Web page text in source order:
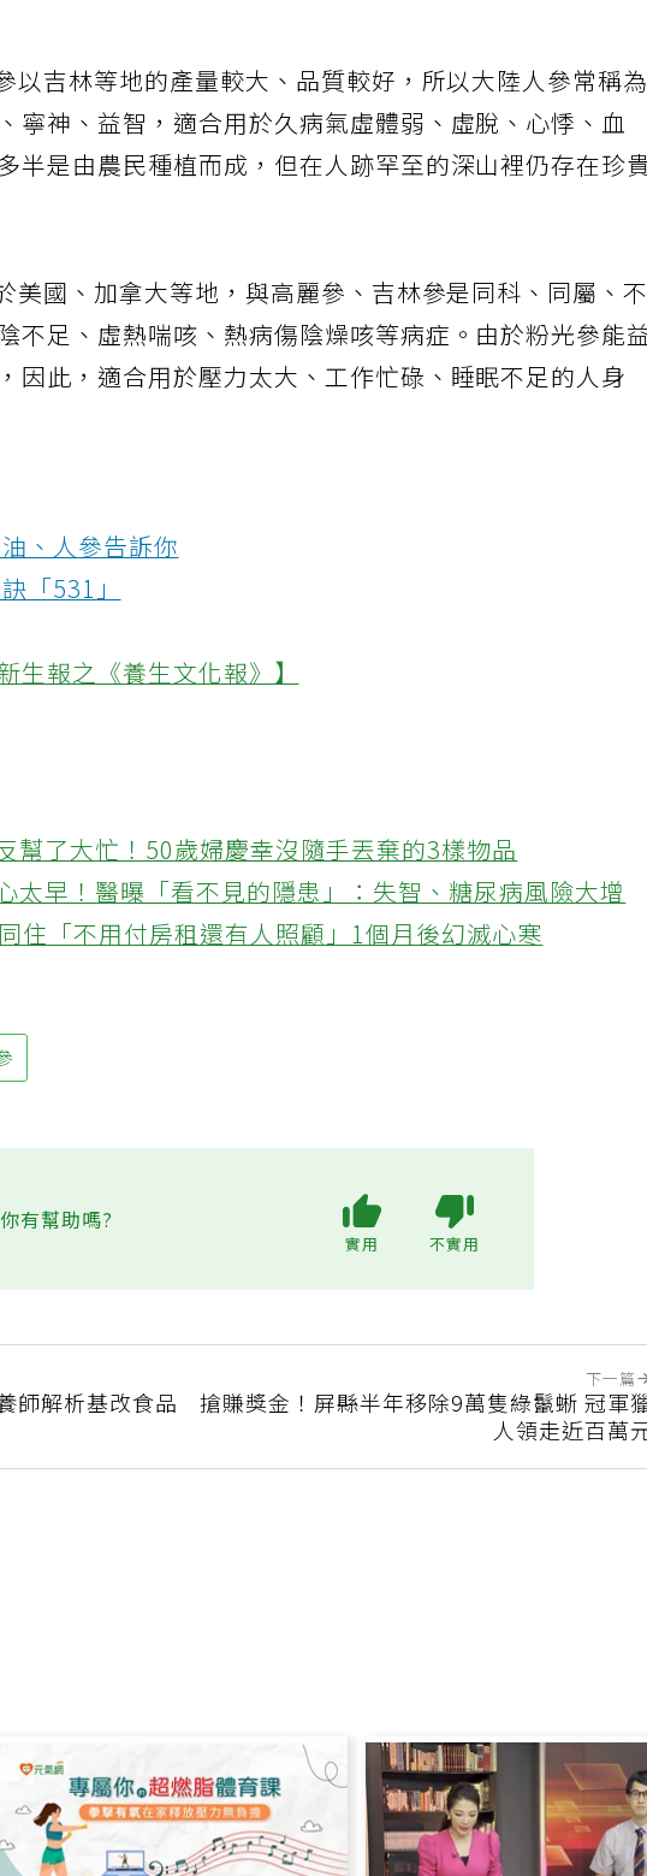
以吉林等地的產量較大、品質較好，所以大陸人參常稱為
寧神、益智，適合用於久病氣虛體弱、虛脫、心悸、血
半是由農民種植而成，但在人跡罕至的深山裡仍存在珍
美國、加拿大等地，與高麗參、吉林參是同科、同屬、不
不足、虛熱喘咳、熱病傷陰燥咳等病症。由於粉光參能
因此，適合用於壓力太大、工作忙碌、睡眠不足的人身
、人參告訴你
「531」
生報之《養生文化報》】
幫了大忙！50歲婦慶幸沒隨手丟棄的3樣物品
太早！醫曝「看不見的隱患」：失智、糖尿病風險大增
住「不用付房租還有人照顧」1個月後幻滅心寒
有幫助嗎?
師解析基改食品
下一篇
搶賺獎金！屏縣半年移除9萬隻綠鬣蜥 冠軍
人領走近百萬